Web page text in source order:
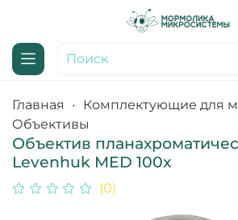
Главная
Комплектующие для
Объективы
Объектив
Levenhuk MED 100x
(0)